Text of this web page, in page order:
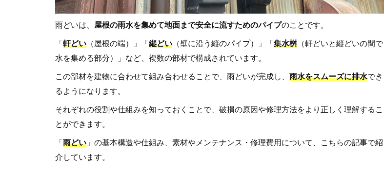
雨どいは、 屋根の雨水を集めて地面まで安全に流すためのパイプのことです。
「軒どい （屋根の端）」「縦どい （壁に沿う縦のパイプ）」「集水桝 （軒どいと縦どいの間で
水を集める部分）」など、複数の部材で構成されています。
この部材を建物に合わせて組み合わせることで、雨どいが完成し、雨水をスムーズに排水でき
るようになります。
それぞれの役割や仕組みを知っておくことで、破損の原因や修理方法をより正しく理解するこ
とができます。
「雨どい 」の基本構造や仕組み、素材やメンテナンス・修理費用について、こちらの記事で紹
介しています。